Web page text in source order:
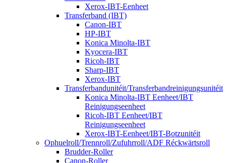
Xerox-IBT-Eenheet
Transferband (IBT)
Canon-IBT
HP-IBT
Konica Minolta-IBT
Kyocera-IBT
Ricoh-IBT
Sharp-IBT
Xerox-IBT
Transferbandunitéit/Transferbandreinigungsunitéit
Konica Minolta-IBT Eenheet/IBT
Reinigungseenheet
Ricoh-IBT Eenheet/IBT
Reinigungseenheet
Xerox-IBT-Eenheet/IBT-Botzunitéit
Ophuelroll/Trennroll/Zufuhrroll/ADF Réckwärtsroll
Brudder-Roller
Canon-Roller